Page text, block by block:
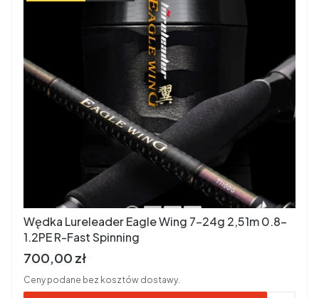
Wędka Lureleader Eagle Wing 7-24g 2,51m 0.8-
1.2PE R-Fast Spinning
Cena brutto
700,00 zł
Ceny podane bez kosztów dostawy.